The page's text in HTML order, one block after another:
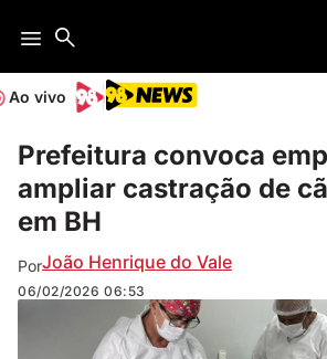
Ao vivo
Prefeitura convoca
ampliar castração de
em BH
PorJoão Henrique do Vale
06/02/2026 06:53